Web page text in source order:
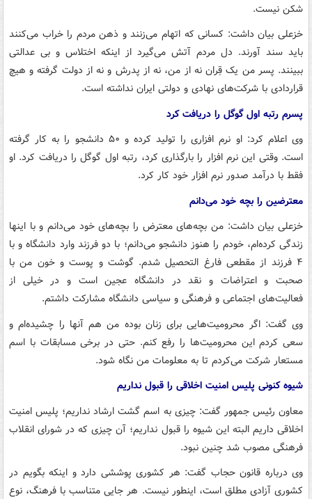
شکن نیست.
خزعلی بیان داشت: کسانی که اتهام می‌زنند و ذهن مردم را خراب می‌کنند
باید سند آورند. دل مردم آتش می‌گیرد از اینکه اختلاس و بی عدالتی
ببینند. پسر من یک قِران نه از من، نه از پدرش و نه از دولت گرفته و هیچ
قراردادی با شرکت‌های نهادی و دولتی ایران نداشته است.
پسرم رتبه اول گوگل را دریافت کرد
وی اعلام کرد: او نرم افزاری را تولید کرده و ۵۰ دانشجو را به کار گرفته
است. وقتی این نرم افزار را بارگذاری کرد، رتبه اول گوگل را دریافت کرد. او
فقط با درآمد صدور نرم افزار خود کار کرد.
معترضین را بچه خود می‌دانم
خزعلی بیان داشت: من بچه‌های معترض را بچه‌های خود می‌دانم و با اینها
زندگی کرده‌ام، خودم را هنوز دانشجو می‌دانم؛ با دو فرزند وارد دانشگاه و با
۴ فرزند از مقطعی فارغ التحصیل شدم. گوشت و پوست و خون من با
صحبت و اعتراضات و نقد در دانشگاه عجین است و در خیلی از
فعالیت‌های اجتماعی و فرهنگی و سیاسی دانشگاه مشارکت داشتم.
وی گفت: اگر محرومیت‌هایی برای زنان بوده من هم آنها را چشیده‌ام و
سعی کردم این محرومیت‌ها را رفع کنم. حتی در برخی مسابقات با اسم
مستعار شرکت می‌کردم تا به معلومات من نگاه شود.
شیوه کنونی پلیس امنیت اخلاقی را قبول نداریم
معاون رئیس جمهور گفت: چیزی به اسم گشت ارشاد نداریم؛ پلیس امنیت
اخلاقی داریم البته این شیوه را قبول نداریم؛ آن چیزی که در شورای انقلاب
فرهنگی مصوب شد چنین نبود.
وی درباره قانون حجاب گفت: هر کشوری پوششی دارد و اینکه بگویم در
کشوری آزادی مطلق است، اینطور نیست. هر جایی متناسب با فرهنگ، نوع